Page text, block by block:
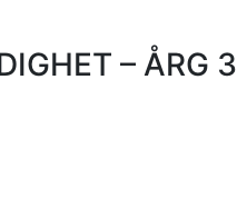
– ÅRG 3